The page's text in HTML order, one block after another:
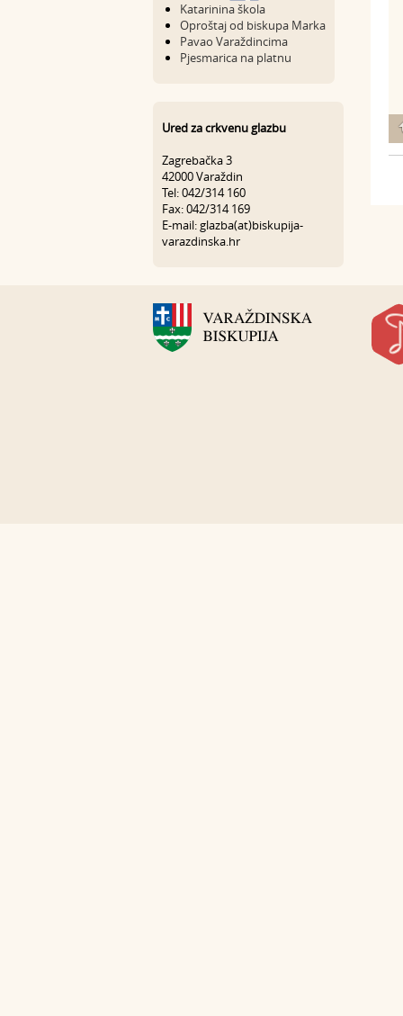
Katarinina škola
Oproštaj od biskupa Marka
Pavao Varaždincima
Pjesmarica na platnu
Ured za crkvenu glazbu
Zagrebačka 3
42000 Varaždin
Tel: 042/314 160
Fax: 042/314 169
E-mail: glazba(at)biskupija-
varazdinska.hr